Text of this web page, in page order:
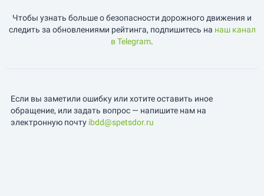
Чтобы узнать больше о безопасности дорожного движения и
следить за обновлениями рейтинга, подпишитесь на наш канал
в Telegram.
Если вы заметили ошибку или хотите оставить иное
обращение, или задать вопрос — напишите нам на
электронную почту ibdd@spetsdor.ru